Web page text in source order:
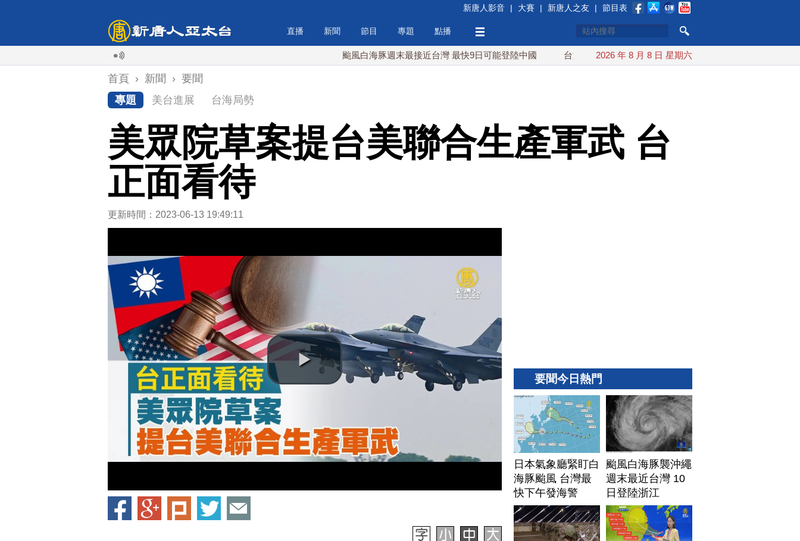
新唐人影音 | 大賽 | 新唐人之友 | 節目表
直播 新聞 節目 專題 點播
颱風白海豚週末最接近台灣 最快9日可能登陸中國 台灣漢光首結合城鎮演習 AIT連續發文讚「韌性台灣」
2026 年 8 月 8 日 星期六
首頁 › 新聞 › 要聞
專題
美台進展 台海局勢
美眾院草案提台美聯合生產軍武 台
正面看待
更新時間：2023-06-13 19:49:11
要聞今日熱門
日本氣象廳緊盯白
海豚颱風 台灣最
快下午發海警
颱風白海豚襲沖繩
週末最近台灣 10
日登陸浙江